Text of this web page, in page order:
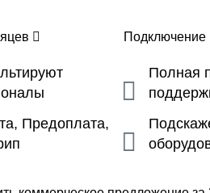
Предоплата,
Полная